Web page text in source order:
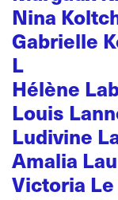
Nina
Gabrielle
L
Hélène
Louis
Ludivine
Amalia
Victoria